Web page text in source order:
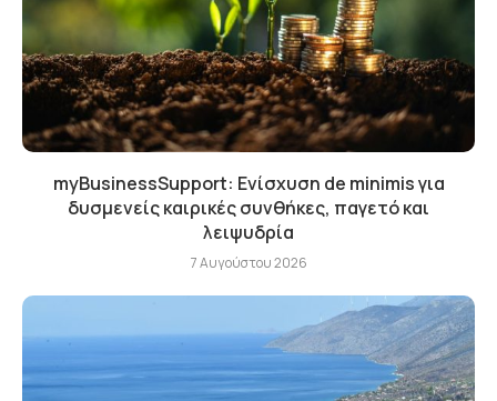
myBusinessSupport: Ενίσχυση de minimis για
δυσμενείς καιρικές συνθήκες, παγετό και
λειψυδρία
7 Αυγούστου 2026